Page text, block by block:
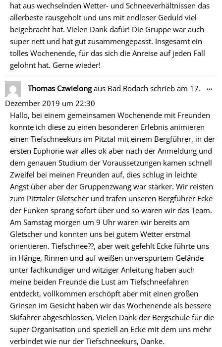
hat aus wechselnden Wetter- und Schneeverhältnissen das
allerbeste rausgeholt und uns mit endloser Geduld viel
beigebracht hat. Vielen Dank dafür! Die Gruppe war auch
super nett und hat gut zusammengepasst. Insgesamt ein
tolles Wochenende, für das sich die Anreise auf jeden Fall
gelohnt hat. Gerne wieder!
Thomas Czwielongaus Bad Rodach schrieb am 17.
Dezember 2019 um 22:30
Hallo, bei einem gemeinsamen Wochenende mit Freunden
konnte ich diese zu einen besonderen Erlebnis animieren
einen Tiefschneekurs im Pitztal mit einem Bergführer, in der
ersten Euphorie war alles ok aber nach der Anmeldung und
dem genauen Studium der Voraussetzungen kamen schnell
Zweifel bei meinen Freunden auf, dies schlug in leichte
Angst über aber der Gruppenzwang war stärker. Wir reisten
zum Pitztaler Gletscher und trafen unseren Bergführer Ecke
der Funken sprang sofort über und so waren wir das Team.
Am Samstag morgen um 9 Uhr waren wir bereits am
Gletscher und konnten uns bei gutem Wetter erstmal
orientieren. Tiefschnee??, aber weit gefehlt Ecke führte uns
in Hänge, Rinnen und auf weißen unverspurtem Gelände
unter fachkundiger und witziger Anleitung haben auch
meine beiden Freunde die Lust am Tiefschneefahren
entdeckt, vollkommen erschöpft aber mit einen großen
Grinsen im Gesicht haben wir das Wochenende als bessere
Skifahrer abgeschlossen, Vielen Dank der Bergschule für die
super Organisation und speziell an Ecke mit dem uns mehr
verbindet wie nur der Tiefschneekurs, Danke.
…